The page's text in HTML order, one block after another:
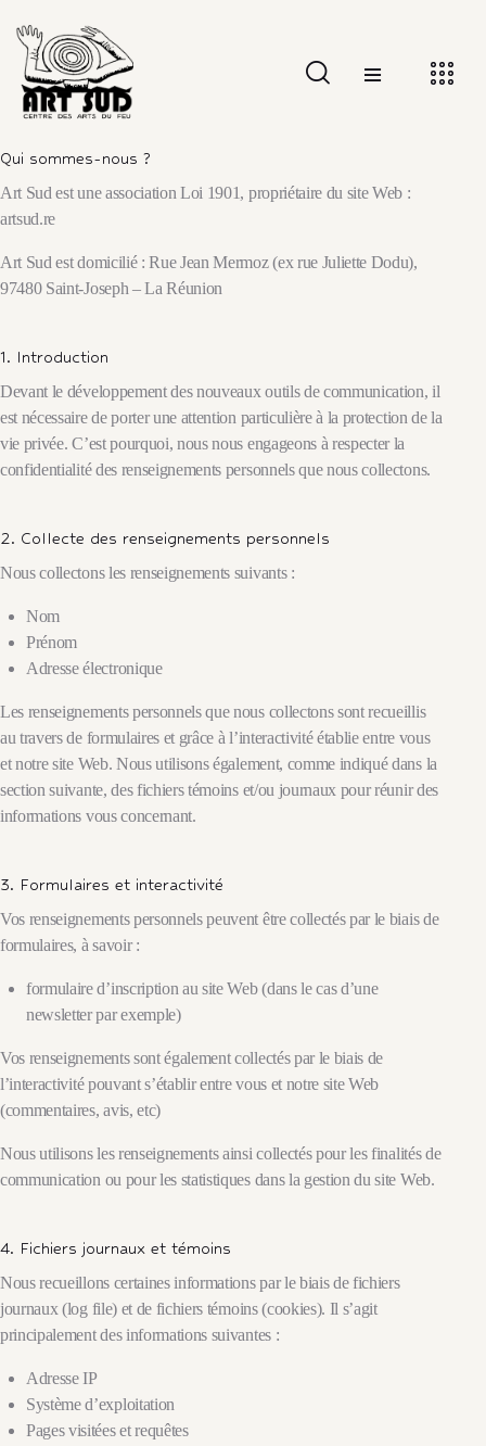
Qui sommes-nous ?
Art Sud est une association Loi 1901, propriétaire du site Web :
artsud.re
Art Sud est domicilié : Rue Jean Mermoz (ex rue Juliette Dodu),
97480 Saint-Joseph – La Réunion
1. Introduction
Devant le développement des nouveaux outils de communication, il
est nécessaire de porter une attention particulière à la protection de la
vie privée. C’est pourquoi, nous nous engageons à respecter la
confidentialité des renseignements personnels que nous collectons.
2. Collecte des renseignements personnels
Nous collectons les renseignements suivants :
Nom
Prénom
Adresse électronique
Les renseignements personnels que nous collectons sont recueillis
au travers de formulaires et grâce à l’interactivité établie entre vous
et notre site Web. Nous utilisons également, comme indiqué dans la
section suivante, des fichiers témoins et/ou journaux pour réunir des
informations vous concernant.
3. Formulaires et interactivité
Vos renseignements personnels peuvent être collectés par le biais de
formulaires, à savoir :
formulaire d’inscription au site Web (dans le cas d’une
newsletter par exemple)
Vos renseignements sont également collectés par le biais de
l’interactivité pouvant s’établir entre vous et notre site Web
(commentaires, avis, etc)
Nous utilisons les renseignements ainsi collectés pour les finalités de
communication ou pour les statistiques dans la gestion du site Web.
4. Fichiers journaux et témoins
Nous recueillons certaines informations par le biais de fichiers
journaux (log file) et de fichiers témoins (cookies). Il s’agit
principalement des informations suivantes :
Adresse IP
Système d’exploitation
Pages visitées et requêtes